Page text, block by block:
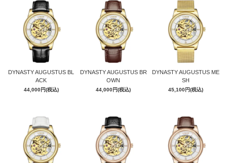
DYNASTY AUGUSTUS BL
ACK
44,000円(税込)
DYNASTY AUGUSTUS BR
OWN
44,000円(税込)
DYNASTY AUGUSTUS ME
SH
45,100円(税込)